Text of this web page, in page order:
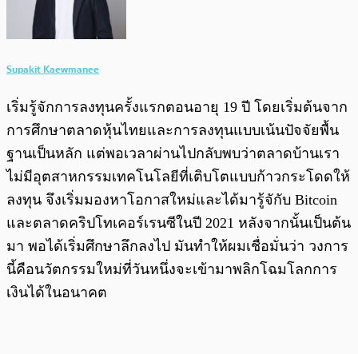
Supakit Kaewmanee
เริ่มรู้จักการลงทุนครั้งแรกตอนอายุ 19 ปี โดยเริ่มต้นจาก
การศึกษาตลาดหุ้นไทยและการลงทุนแบบเน้นปัจจัยพื้น
ฐานเป็นหลัก แต่พอเวลาผ่านไปกลับพบว่าตลาดบ้านเรา
ไม่มีอุตสาหกรรมเทคโนโลยีที่เติบโตแบบก้าวกระโดดให้
ลงทุน จึงเริ่มมองหาโอกาสใหม่และได้มารู้จักับ Bitcoin
และตลาดคริปโทเคอร์เรนซีในปี 2021 หลังจากนั้นเป็นต้น
มา พอได้เริ่มศึกษาลึกลงไป มันทำให้ผมเชื่อมั่นว่า วงการ
นี้คือนวัตกรรมใหม่ที่วันหนึ่งจะเข้ามาพลิกโฉมโลกการ
เงินได้ในอนาคต